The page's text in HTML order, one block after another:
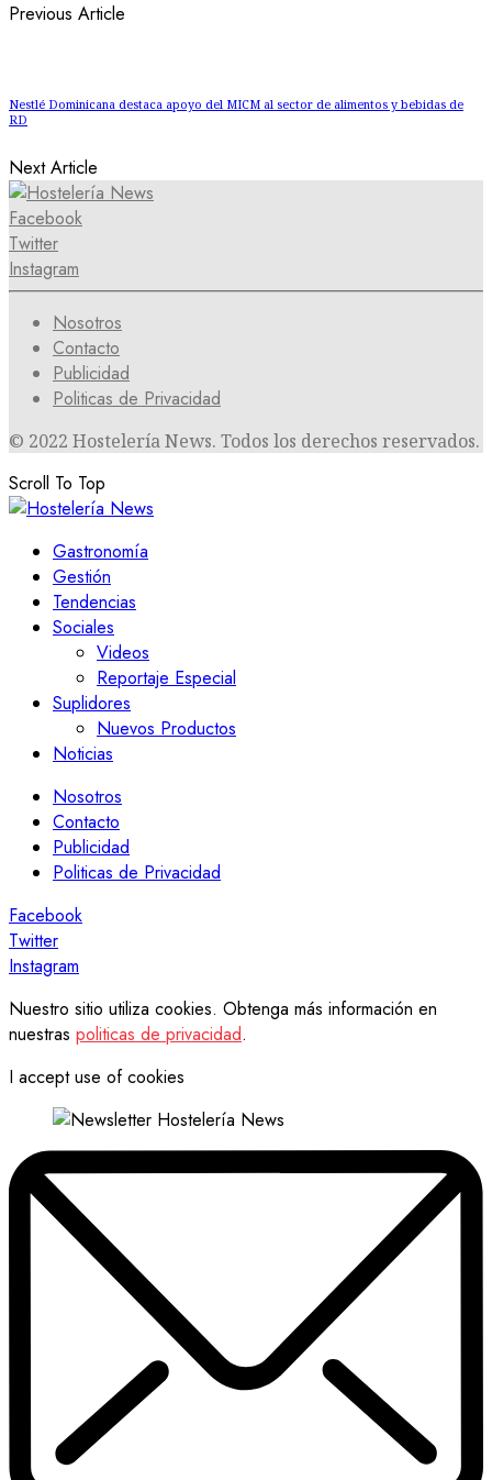
Previous Article
Nestlé Dominicana destaca apoyo del MICM al sector de alimentos y bebidas de
RD
Next Article
Facebook
Twitter
Instagram
Nosotros
Contacto
Publicidad
Politicas de Privacidad
© 2022 Hostelería News. Todos los derechos reservados.
Scroll To Top
Gastronomía
Gestión
Tendencias
Sociales
Videos
Reportaje Especial
Suplidores
Nuevos Productos
Noticias
Nosotros
Contacto
Publicidad
Politicas de Privacidad
Facebook
Twitter
Instagram
Nuestro sitio utiliza cookies. Obtenga más información en
nuestras politicas de privacidad.
I accept use of cookies